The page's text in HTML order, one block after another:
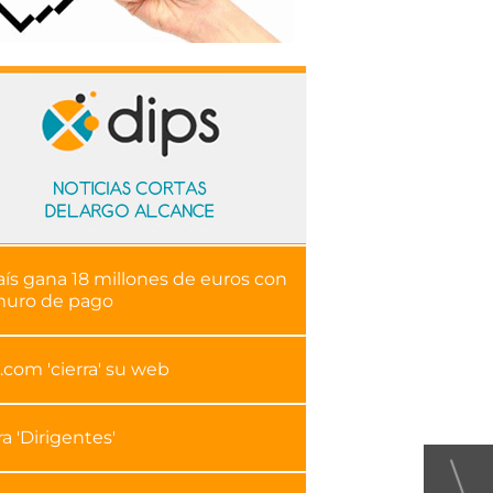
gana 18 millones de euros con
de pago
'cierra' su web
'Dirigentes'